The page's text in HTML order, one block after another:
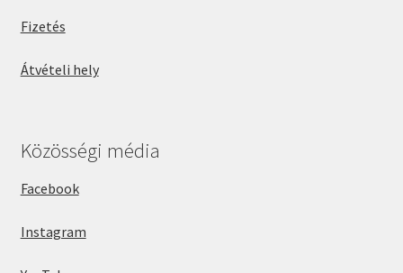
Fizetés
Átvételi hely
Közösségi média
Facebook
Instagram